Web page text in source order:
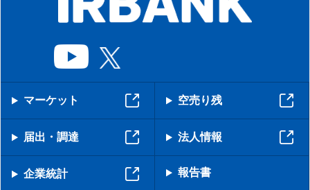
マーケット 空売り残
届出・調達 法人情報
企業統計 報告書